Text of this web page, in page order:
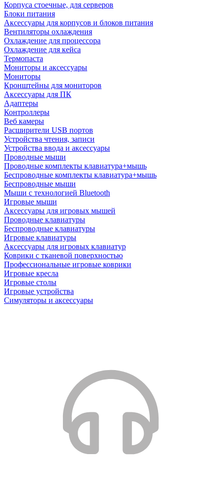
Корпуса стоечные, для серверов
Блоки питания
Аксессуары для корпусов и блоков питания
Вентиляторы охлаждения
Охлаждение для процессора
Охлаждение для кейса
Термопаста
Мониторы и аксессуары
Мониторы
Кронштейны для мониторов
Аксессуары для ПК
Адаптеры
Контроллеры
Веб камеры
Расширители USB портов
Устройства чтения, записи
Устройства ввода и аксессуары
Проводные мыши
Проводные комплекты клавиатура+мышь
Беспроводные комплекты клавиатура+мышь
Беспроводные мыши
Мыши с технологией Bluetooth
Игровые мыши
Аксессуары для игровых мышей
Проводные клавиатуры
Беспроводные клавиатуры
Игровые клавиатуры
Аксессуары для игровых клавиатур
Коврики с тканевой поверхностью
Профессиональные игровые коврики
Игровые кресла
Игровые столы
Игровые устройства
Симуляторы и аксессуары